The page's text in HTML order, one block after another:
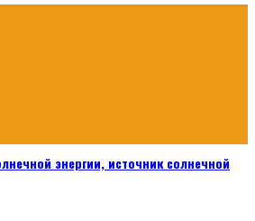
энергии, источник солнечной